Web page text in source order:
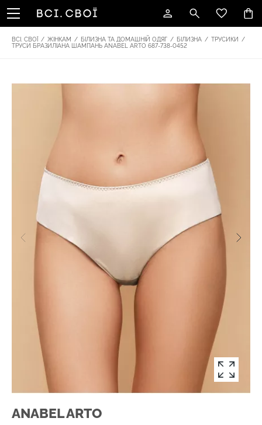
ВСІ. СВОЇ / ЖІНКАМ / БІЛИЗНА ТА ДОМАШНІЙ ОДЯГ / БІЛИЗНА / ТРУСИКИ
/
ТРУСИ БРАЗИЛІАНА ШАМПАНЬ ANABEL ARTO 687-738-0452
ANABEL ARTO